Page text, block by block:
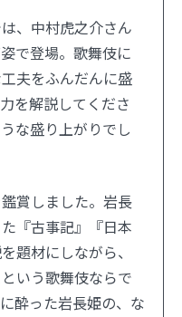
、中村虎之介さん
で登場。歌舞伎に
夫をふんだんに盛
を解説してくださ
な盛り上がりでし
賞しました。岩長
『古事記』『日本
題材にしながら、
いう歌舞伎ならで
酔った岩長姫の、な